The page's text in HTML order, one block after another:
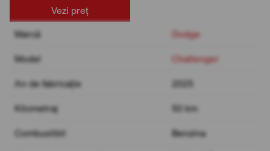
Vezi preț
Marcă
Dodge
Model Challenger
An de fabricație 2025
Kilometraj 50 km
Combustibil Benzina